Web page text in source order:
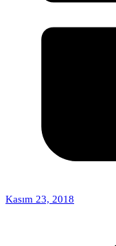
Kasım 23, 2018